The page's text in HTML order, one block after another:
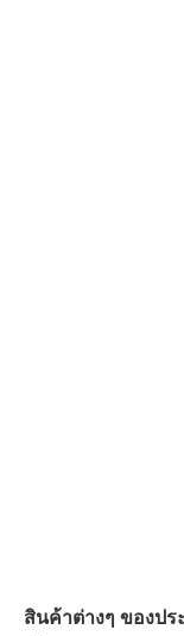
สินค้าต่างๆ ของปร